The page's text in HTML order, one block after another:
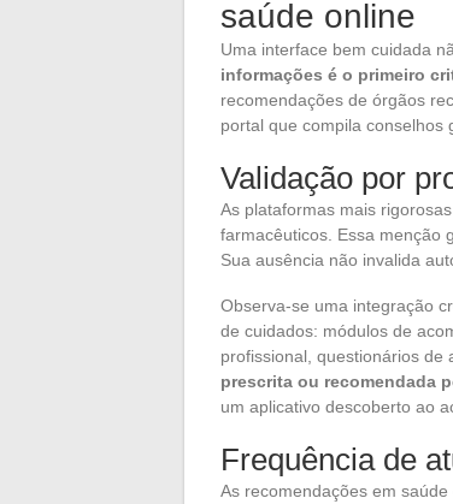
saúde online
Uma interface bem cuidada
informações é o primeiro
recomendações de órgãos
portal que compila conselhos
Validação por
As plataformas mais
farmacêuticos. Essa menção
Sua ausência não invalida
Observa-se uma integração
de cuidados: módulos de
profissional, questionários de
prescrita ou recomendada
um aplicativo descoberto ao
Frequência de
As recomendações em